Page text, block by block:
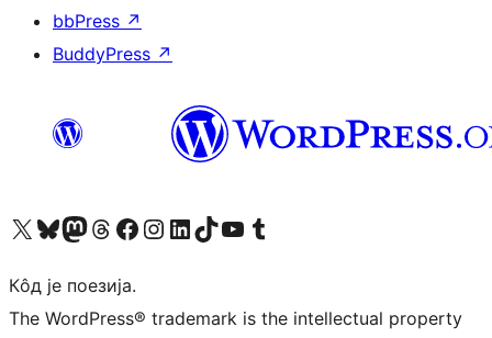
bbPress ↗
BuddyPress ↗
Visit our X (formerly Twitter) account
Посетите наш Bluesky налог
Visit our Mastodon account
Посетите наш налог на Threads-у Visit our Facebook page
Посетите наш Инстаграм налог
Visit our LinkedIn account
Посетите наш TikTok налог
Visit our YouTube channel
Посетите наш Tumblr налог
Кôд је поезија.
The WordPress® trademark is the intellectual property